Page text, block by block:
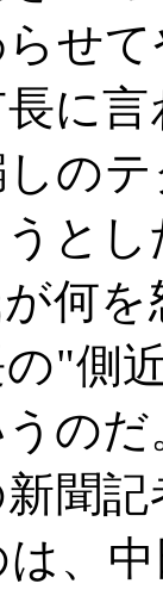
せ
に
しの
と
何を
"側
のだ
聞記
は、